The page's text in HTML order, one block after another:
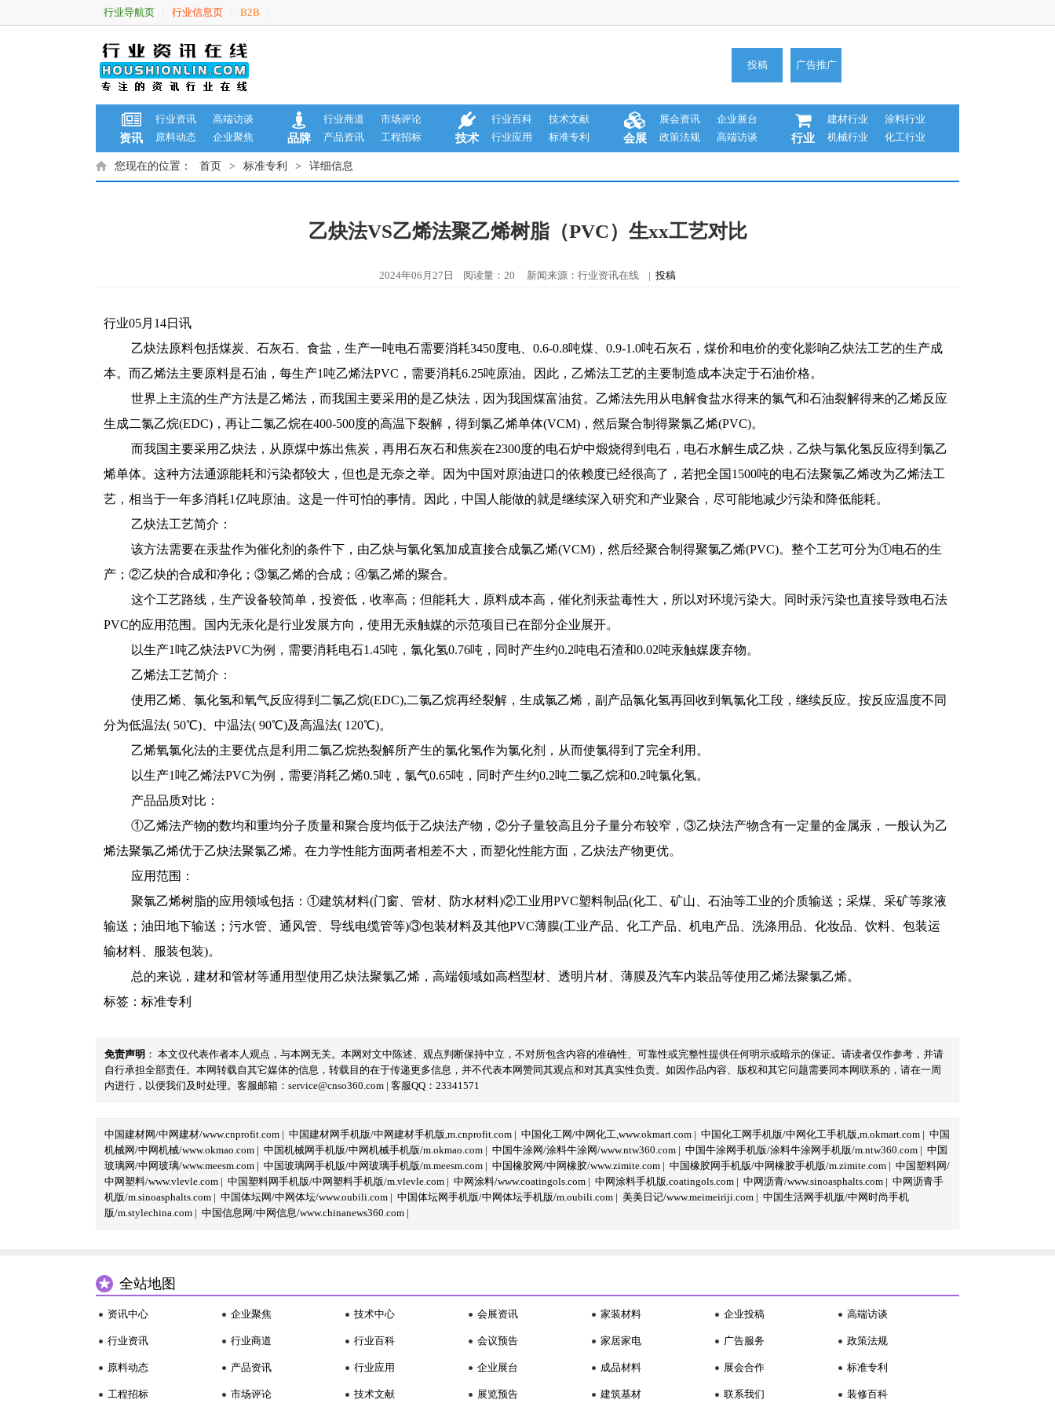
行业导航页 行业信息页 B2B
投稿 广告推广
资讯
行业资讯
高端访谈
原料动态
企业聚焦 品牌
行业商道
市场评论
产品资讯
工程招标 技术
行业百科
技术文献
行业应用
标准专利 会展
展会资讯
企业展台
政策法规
高端访谈 行业
建材行业
涂料行业
机械行业
化工行业
您现在的位置： 首页 > 标准专利 > 详细信息
乙炔法VS乙烯法聚乙烯树脂（PVC）生xx工艺对比
2024年06月27日 阅读量：20 新闻来源：行业资讯在线 | 投稿
行业05月14日讯
乙炔法原料包括煤炭、石灰石、食盐，生产一吨电石需要消耗3450度电、0.6-0.8吨煤、0.9-1.0吨石灰石，煤价和电价的变化影响乙炔法工艺的生产成
本。而乙烯法主要原料是石油，每生产1吨乙烯法PVC，需要消耗6.25吨原油。因此，乙烯法工艺的主要制造成本决定于石油价格。
世界上主流的生产方法是乙烯法，而我国主要采用的是乙炔法，因为我国煤富油贫。乙烯法先用从电解食盐水得来的氯气和石油裂解得来的乙烯反应
生成二氯乙烷(EDC)，再让二氯乙烷在400-500度的高温下裂解，得到氯乙烯单体(VCM)，然后聚合制得聚氯乙烯(PVC)。
而我国主要采用乙炔法，从原煤中炼出焦炭，再用石灰石和焦炭在2300度的电石炉中煅烧得到电石，电石水解生成乙炔，乙炔与氯化氢反应得到氯乙
烯单体。这种方法通源能耗和污染都较大，但也是无奈之举。因为中国对原油进口的依赖度已经很高了，若把全国1500吨的电石法聚氯乙烯改为乙烯法工
艺，相当于一年多消耗1亿吨原油。这是一件可怕的事情。因此，中国人能做的就是继续深入研究和产业聚合，尽可能地减少污染和降低能耗。
乙炔法工艺简介：
该方法需要在汞盐作为催化剂的条件下，由乙炔与氯化氢加成直接合成氯乙烯(VCM)，然后经聚合制得聚氯乙烯(PVC)。整个工艺可分为①电石的生
产；②乙炔的合成和净化；③氯乙烯的合成；④氯乙烯的聚合。
这个工艺路线，生产设备较简单，投资低，收率高；但能耗大，原料成本高，催化剂汞盐毒性大，所以对环境污染大。同时汞污染也直接导致电石法
PVC的应用范围。国内无汞化是行业发展方向，使用无汞触媒的示范项目已在部分企业展开。
以生产1吨乙炔法PVC为例，需要消耗电石1.45吨，氯化氢0.76吨，同时产生约0.2吨电石渣和0.02吨汞触媒废弃物。
乙烯法工艺简介：
使用乙烯、氯化氢和氧气反应得到二氯乙烷(EDC),二氯乙烷再经裂解，生成氯乙烯，副产品氯化氢再回收到氧氯化工段，继续反应。按反应温度不同
分为低温法( 50℃)、中温法( 90℃)及高温法( 120℃)。
乙烯氧氯化法的主要优点是利用二氯乙烷热裂解所产生的氯化氢作为氯化剂，从而使氯得到了完全利用。
以生产1吨乙烯法PVC为例，需要消耗乙烯0.5吨，氯气0.65吨，同时产生约0.2吨二氯乙烷和0.2吨氯化氢。
产品品质对比：
①乙烯法产物的数均和重均分子质量和聚合度均低于乙炔法产物，②分子量较高且分子量分布较窄，③乙炔法产物含有一定量的金属汞，一般认为乙
烯法聚氯乙烯优于乙炔法聚氯乙烯。在力学性能方面两者相差不大，而塑化性能方面，乙炔法产物更优。
应用范围：
聚氯乙烯树脂的应用领域包括：①建筑材料(门窗、管材、防水材料)②工业用PVC塑料制品(化工、矿山、石油等工业的介质输送；采煤、采矿等浆液
输送；油田地下输送；污水管、通风管、导线电缆管等)③包装材料及其他PVC薄膜(工业产品、化工产品、机电产品、洗涤用品、化妆品、饮料、包装运
输材料、服装包装)。
总的来说，建材和管材等通用型使用乙炔法聚氯乙烯，高端领域如高档型材、透明片材、薄膜及汽车内装品等使用乙烯法聚氯乙烯。
标签： 标准专利
免责声明 ： 本文仅代表作者本人观点，与本网无关。本网对文中陈述、观点判断保持中立，不对所包含内容的准确性、可靠性或完整性提供任何明示或暗示的保证。请读者仅作参考，并请
自行承担全部责任。本网转载自其它媒体的信息，转载目的在于传递更多信息，并不代表本网赞同其观点和对其真实性负责。如因作品内容、版权和其它问题需要同本网联系的，请在一周
内进行，以便我们及时处理。客服邮箱：service@cnso360.com | 客服QQ：23341571
中国建材网/中网建材/www.cnprofit.com | 中国建材网手机版/中网建材手机版,m.cnprofit.com | 中国化工网/中网化工,www.okmart.com | 中国化工网手机版/中网化工手机版,m.okmart.com | 中国
机械网/中网机械/www.okmao.com | 中国机械网手机版/中网机械手机版/m.okmao.com | 中国牛涂网/涂料牛涂网/www.ntw360.com | 中国牛涂网手机版/涂料牛涂网手机版/m.ntw360.com | 中国
玻璃网/中网玻璃/www.meesm.com | 中国玻璃网手机版/中网玻璃手机版/m.meesm.com | 中国橡胶网/中网橡胶/www.zimite.com | 中国橡胶网手机版/中网橡胶手机版/m.zimite.com | 中国塑料网/
中网塑料/www.vlevle.com | 中国塑料网手机版/中网塑料手机版/m.vlevle.com | 中网涂料/www.coatingols.com | 中网涂料手机版.coatingols.com | 中网沥青/www.sinoasphalts.com | 中网沥青手
机版/m.sinoasphalts.com | 中国体坛网/中网体坛/www.oubili.com | 中国体坛网手机版/中网体坛手机版/m.oubili.com | 美美日记/www.meimeiriji.com | 中国生活网手机版/中网时尚手机
版/m.stylechina.com | 中国信息网/中网信息/www.chinanews360.com |
全站地图
资讯中心
行业资讯
原料动态
工程招标
企业聚焦
行业商道
产品资讯
市场评论
技术中心
行业百科
行业应用
技术文献
会展资讯
会议预告
企业展台
展览预告
家装材料
家居家电
成品材料
建筑基材
企业投稿
广告服务
展会合作
联系我们
高端访谈
政策法规
标准专利
装修百科